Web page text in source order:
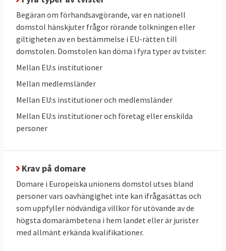
att införa EU-regler. Domstolen skriver: att
denna medlemsstat ingår bland de av
unionens medlemsstater som är hårdast
drabbade av våld med skjutvapen, en
relevant omständighet vid den konkreta
bedömningen av hur allvarlig den aktuella
överträdelsen är.
2 september 2021Sverige förlorade
Domstolen dömer Sverige för att inte
bedöma huruvida avloppsreningsverken i
tätorterna Habo och Töreboda uppfyller EU-
krav och att Sverige inte har säkerställt att
avloppsvattnet från tätorterna Lycksele,
Malå och Pajala undergår sekundär rening
Begäran om förhandsavgörande, var en nationell
domstol hänskjuter frågor rörande tolkningen eller
giltigheten av en bestämmelse i EU-rätten till
domstolen. Domstolen kan döma i fyra typer av tvister:
Mellan EU:s institutioner
Mellan medlemsländer
Mellan EU:s institutioner och medlemsländer
Mellan EU:s institutioner och företag eller enskilda
personer
Krav på domare
Domare i Europeiska unionens domstol utses bland
personer vars oavhängighet inte kan ifrågasättas och
som uppfyller nödvändiga villkor för utövande av de
högsta domarämbetena i hem landet eller är jurister
med allmänt erkända kvalifikationer.